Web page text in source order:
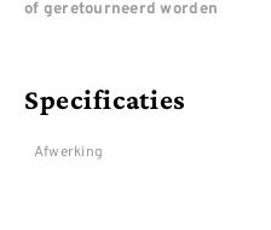
of geretourneerd worden
Specificaties
Afwerking